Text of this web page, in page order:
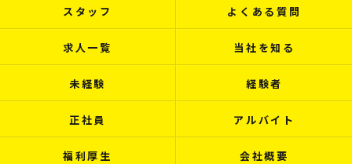
スタッフ よくある質問
求人一覧 当社を知る
未経験 経験者
正社員 アルバイト
福利厚生 会社概要